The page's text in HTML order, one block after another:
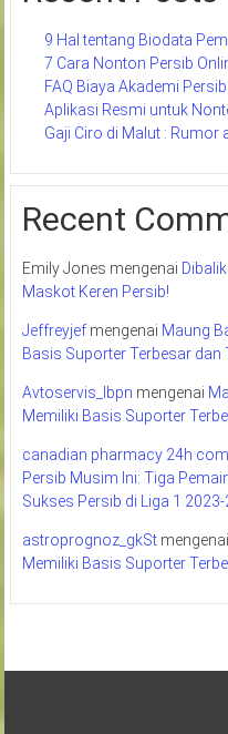
9 Hal tentang Biodata
7 Cara Nonton Persib
FAQ Biaya Akademi
Aplikasi Resmi untuk
Gaji Ciro di Malut : Rumor
Recent
Emily Jones mengenai
Maskot Keren Persib!
Jeffreyjefmengenai Maung
Basis Suporter Terbesar dan
Avtoservis_lbpn mengenai
Memiliki Basis Suporter
canadian pharmacy 24h
Persib Musim Ini: Tiga
Sukses Persib di Liga 1
astroprognoz_gkStmengenai
Memiliki Basis Suporter